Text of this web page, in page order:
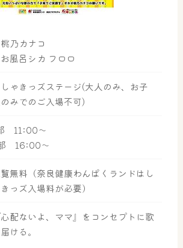
桃乃カナコ
お風呂シカ フロロ
ゃきっズステージ(大人のみ、お子
みでのご入場不可)
11:00～
16:00～
無料（奈良健康わんぱくランドはし
っズ入場料が必要）
心配ないよ、ママ』をコンセプトに歌
ける。